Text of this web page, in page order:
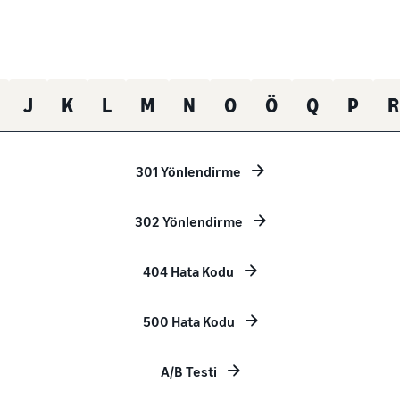
J K L M N O Ö Q P R
301 Yönlendirme
302 Yönlendirme
404 Hata Kodu
500 Hata Kodu
A/B Testi